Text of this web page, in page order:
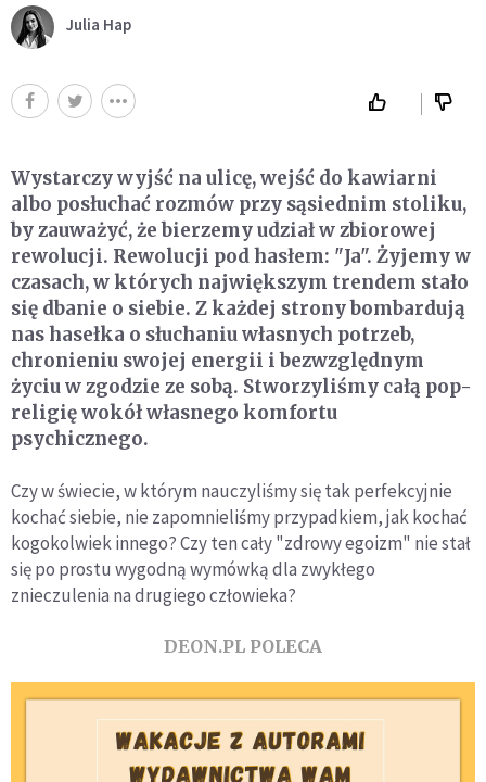
Julia Hap
Wystarczy wyjść na ulicę, wejść do kawiarni
albo posłuchać rozmów przy sąsiednim stoliku,
by zauważyć, że bierzemy udział w zbiorowej
rewolucji. Rewolucji pod hasłem: "Ja". Żyjemy w
czasach, w których największym trendem stało
się dbanie o siebie. Z każdej strony bombardują
nas hasełka o słuchaniu własnych potrzeb,
chronieniu swojej energii i bezwzględnym
życiu w zgodzie ze sobą. Stworzyliśmy całą pop-
religię wokół własnego komfortu
psychicznego.
Czy w świecie, w którym nauczyliśmy się tak perfekcyjnie
kochać siebie, nie zapomnieliśmy przypadkiem, jak kochać
kogokolwiek innego? Czy ten cały "zdrowy egoizm" nie stał
się po prostu wygodną wymówką dla zwykłego
znieczulenia na drugiego człowieka?
DEON.PL POLECA